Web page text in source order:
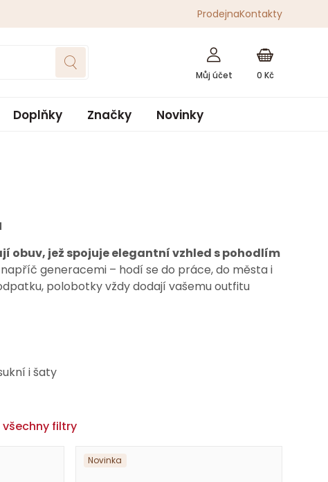
obuv, jež spojuje elegantní vzhled s pohodlím
generacemi – hodí se do práce, do města i
polobotky vždy dodají vašemu outfitu
i šaty
všechny filtry
Novinka
ProdejnaKontakty
0 Kč
Doplňky Značky Novinky